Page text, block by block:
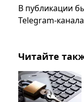
В публикации
Telegram-
Читайте